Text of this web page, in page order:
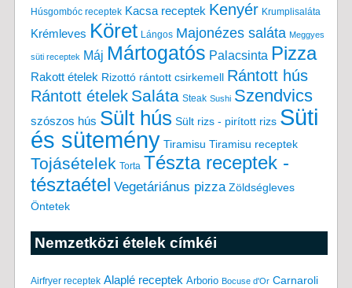
Húsgombóc receptek Kacsa receptek Kenyér Krumplisaláta
Krémleves Köret Lángos Majonézes saláta Meggyes
süti receptek Máj Mártogatós Palacsinta Pizza
Rakott ételek Rizottó rántott csirkemell Rántott hús
Rántott ételek Saláta Steak Sushi Szendvics
szószos hús Sült hús Sült rizs - pirított rizs Süti
és sütemény Tiramisu Tiramisu receptek
Tojásételek Torta Tészta receptek -
tésztaétel Vegetáriánus pizza Zöldségleves
Öntetek
Nemzetközi ételek címkéi
Airfryer receptek Alaplé receptek Arborio Bocuse d'Or Carnaroli